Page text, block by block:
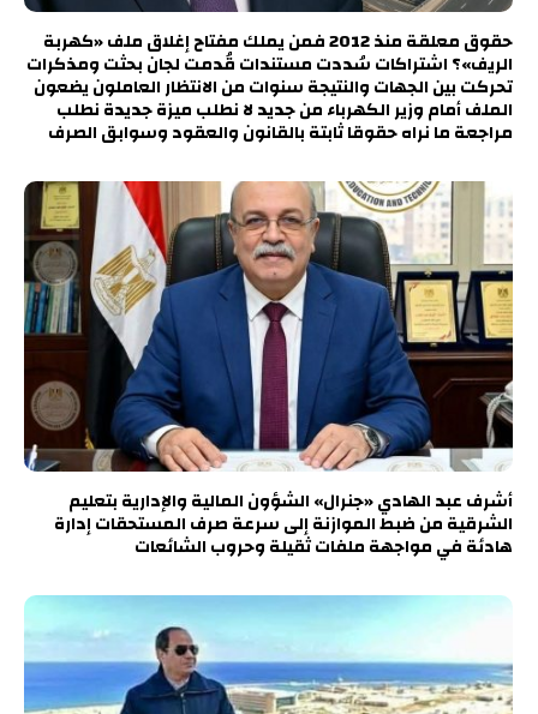
حقوق معلقة منذ 2012 فمن يملك مفتاح إغلاق ملف «كهربة
الريف»؟ اشتراكات سُددت مستندات قُدمت لجان بحثت ومذكرات
تحركت بين الجهات والنتيجة سنوات من الانتظار العاملون يضعون
الملف أمام وزير الكهرباء من جديد لا نطلب ميزة جديدة نطلب
مراجعة ما نراه حقوقا ثابتة بالقانون والعقود وسوابق الصرف
أشرف عبد الهادي «جنرال» الشؤون المالية والإدارية بتعليم
الشرقية من ضبط الموازنة إلى سرعة صرف المستحقات إدارة
هادئة في مواجهة ملفات ثقيلة وحروب الشائعات